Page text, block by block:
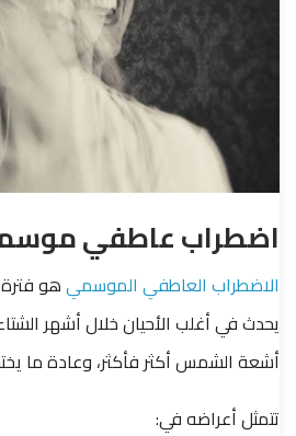
اضطراب عاطفي
الاضطراب العاطفي الموسميهو
يحدث في أغلب الأحيان خلال أشهر
أشعة الشمس أكثر فأكثر، وعادة ما
تتمثل أعراضه في: